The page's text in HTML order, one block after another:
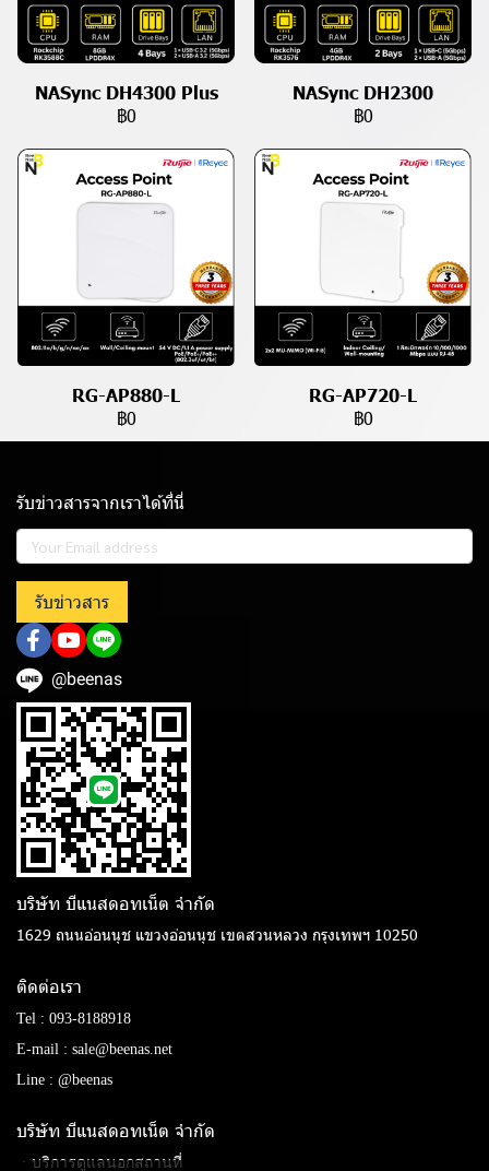
NASync DH4300 Plus
฿0
NASync DH2300
฿0
RG-AP880-L
฿0
RG-AP720-L
฿0
รับข่าวสารจากเราได้ที่นี่
รับข่าวสาร
@beenas
บริษัท บีแนสดอทเน็ต จํากัด
1629 ถนนอ่อนนุช แขวงอ่อนนุช เขตสวนหลวง กรุงเทพฯ 10250
ติดต่อเรา
Tel : 093-8188918
E-mail : sale@beenas.net
Line : @beenas
บริษัท บีแนสดอทเน็ต จํากัด
ㆍบริการดูแลนอกสถานที่